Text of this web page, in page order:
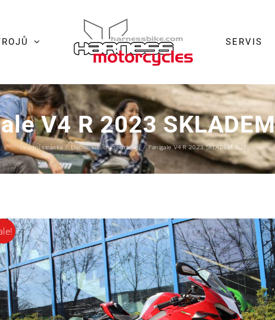
SERVIS
V4 R 2023
Úvodní stránka / Ducati,silniční sportovní / Panigale V4 R 2023 SKLADEM TOP